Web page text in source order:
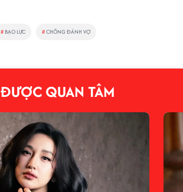
# BẠO LỰC #CHỒNG ĐÁNH VỢ
ĐƯỢC QUAN TÂM